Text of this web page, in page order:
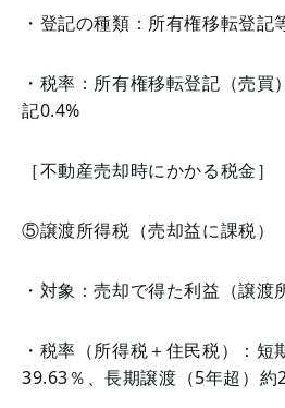
・登記の種類：所有権移転登記
・税率：所有権移転登記（売
記0.4%
［不動産売却時にかかる税金］
⑤譲渡所得税（売却益に課税）
・対象：売却で得た利益（譲渡
・税率（所得税＋住民税）：短
39.63％、長期譲渡（5年超）約